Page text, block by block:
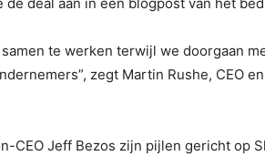
te werken terwijl we doorgaan
zegt Martin Rushe, CEO
CEO Jeff Bezos zijn pijlen gericht op